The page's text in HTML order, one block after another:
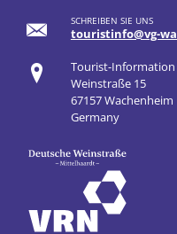
SCHREIBEN SIE UNS
touristinfo@vg-
Tourist-Information
Weinstraße 15
67157 Wachenheim
Germany